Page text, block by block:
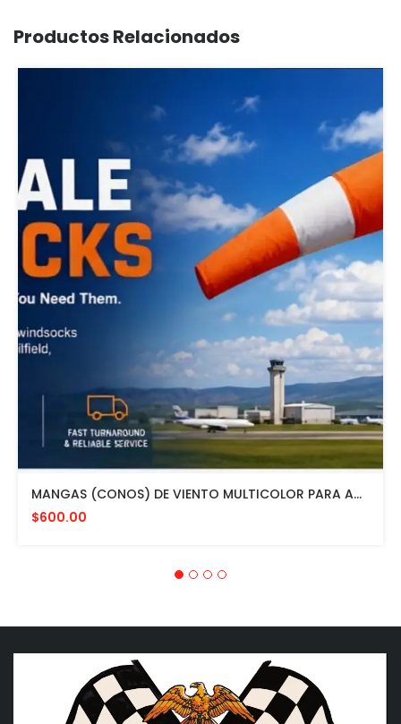
Productos Relacionados
MANGAS (CONOS) DE VIENTO MULTICOLOR PARA AVIACION CON HERRAJE DE MONTAJE A POSTE FAA L807. MADE IN USA. 24" DIAMETRO
$600.00